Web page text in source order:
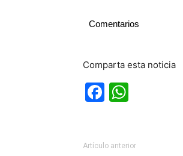
Comentarios
Comparta esta noticia
Facebook
Artículo anterior